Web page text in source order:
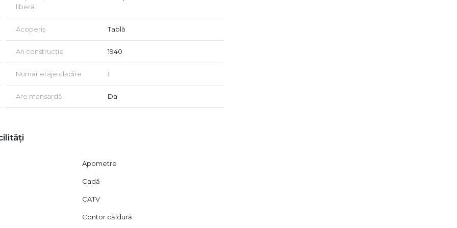
pretabilă atât pentru investiție, cât și pentru
de vizionare, conform articolelor 2096–2102 din Codul
liberă
Acoperiș Tablă
An construcție 1940
Număr etaje clădire 1
Are mansardă Da
Apometre
Cadă
CATV
Contor căldură